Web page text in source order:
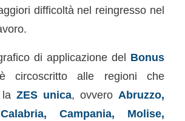
difficoltà nel reingresso nel
di applicazione del Bonus
circoscritto alle regioni che
ZES unica, ovvero Abruzzo,
Campania, Molise,